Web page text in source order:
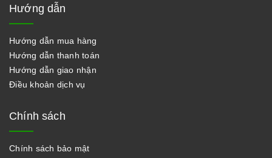
Hướng dẫn
Hướng dẫn mua hàng
Hướng dẫn thanh toán
Hướng dẫn giao nhận
Điều khoản dịch vụ
Chính sách
Chính sách bảo mật